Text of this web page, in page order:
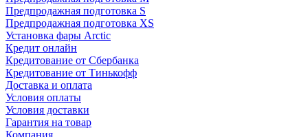
Предпродажная подготовка S
Предпродажная подготовка XS
Установка фары Arctic
Кредит онлайн
Кредитование от Сбербанка
Кредитование от Тинькофф
Доставка и оплата
Условия оплаты
Условия доставки
Гарантия на товар
Компания